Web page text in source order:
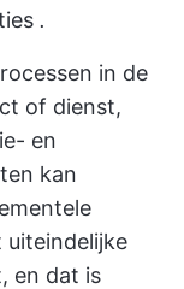
.
in de
of dienst,
en
kan
en dat is